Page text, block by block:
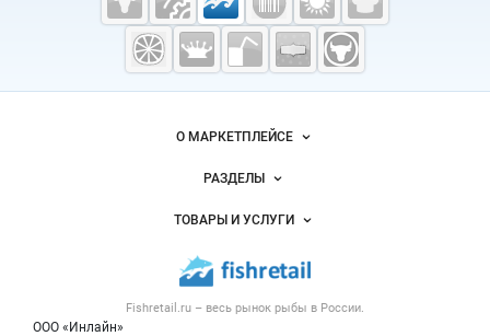
Fishretail.ru —
рыба,
морепродукты
Важные разделы и контакты
Fishretail.ru – весь рынок рыбы в России.
ООО «Инлайн»
Навигация по сайтуО МАРКЕТПЛЕЙСЕ
Новости Fishretail.ru
Размещение рекламы
Публичная оферта
Контактная информация
Политика обработки персональных данных
РАЗДЕЛЫ
Объявления
Новости рынка
ТОВАРЫ И УСЛУГИ
Рыба
Икра